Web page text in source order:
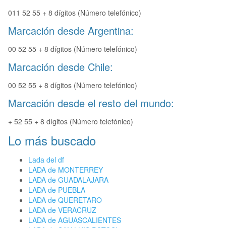
011 52 55 + 8 dígitos (Número telefónico)
Marcación desde Argentina:
00 52 55 + 8 dígitos (Número telefónico)
Marcación desde Chile:
00 52 55 + 8 dígitos (Número telefónico)
Marcación desde el resto del mundo:
+ 52 55 + 8 dígitos (Número telefónico)
Lo más buscado
Lada del df
LADA de MONTERREY
LADA de GUADALAJARA
LADA de PUEBLA
LADA de QUERETARO
LADA de VERACRUZ
LADA de AGUASCALIENTES